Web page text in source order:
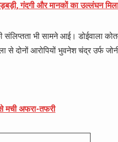
गंदगी और मानकों का उल्लंघन
भी सामने आई। डोईवाला
से दोनों आरोपियों भुवनेश चंद्र उर्फ
मची अफरा-तफरी